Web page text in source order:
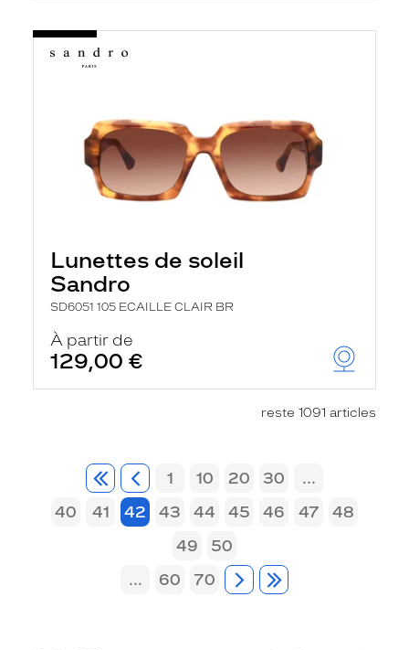
Lunettes de soleil
Sandro
SD6051 105 ECAILLE CLAIR BR
À partir de
129,00 €
reste 1091 articles
1 10 20 30
...
40
41 42 43 44 45 46 47
48
49
50
...
60 70